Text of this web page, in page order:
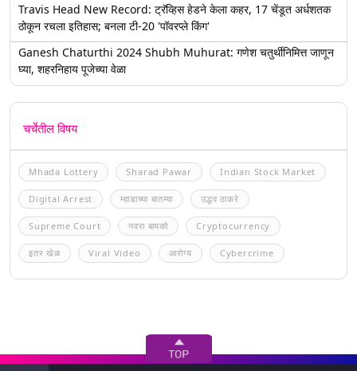
Travis Head New Record: ट्रॅव्हिस हेडने केला कहर, 17 चेंडूत अर्धशतक
ठोकून रचला इतिहास; बनला टी-20 'पॉवरप्ले किंग'
Ganesh Chaturthi 2024 Shubh Muhurat: गणेश चतुर्थीनिमित्त जाणून
घ्या, शहरनिहाय पूजेच्या वेळा
चर्चेतील विषय
Mhada Lottery Sharad Pawar Indian Stock Market
Digital Arrest म्हाडाच्या बातम्या उद्धव ठाकरे
Supreme Court नवरा बायको Cryptocurrency
इतर खेळ Viral Video आरोग्य Cybercrime